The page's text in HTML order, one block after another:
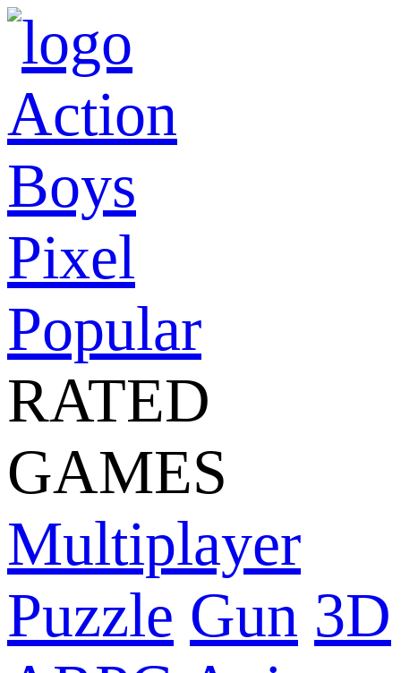
Action
Boys
Pixel
Popular
RATED
GAMES
Multiplayer
Puzzle Gun 3D